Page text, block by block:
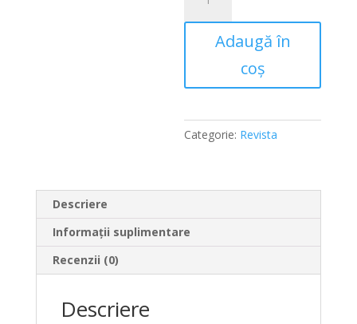
Nr.
Adaugă în
coș
Categorie: Revista
Descriere
Informații suplimentare
Recenzii (0)
Descriere